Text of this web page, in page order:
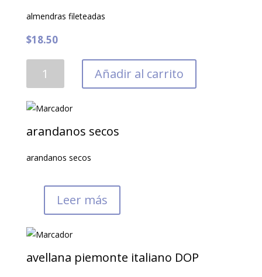
cantidad
almendras fileteadas
$18.50
fileteadas
Añadir al carrito
arandanos secos
arandanos secos
Leer más
avellana piemonte italiano DOP